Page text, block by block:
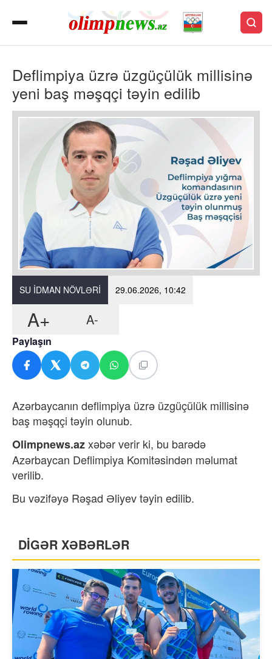
Deflimpiya üzrə üzgüçülük millisinə
yeni baş məşqçi təyin edilib
SU IDMAN NÖVLƏRI 29.06.2026, 10:42
A+ A-
Paylaşın
Azərbaycanın deflimpiya üzrə üzgüçülük millisinə
baş məşqçi təyin olunub.
Olimpnews.azxəbər verir ki, bu barədə
Azərbaycan Deflimpiya Komitəsindən məlumat
verilib.
Bu vəzifəyə Rəşad Əliyev təyin edilib.
DİGƏR XƏBƏRLƏR